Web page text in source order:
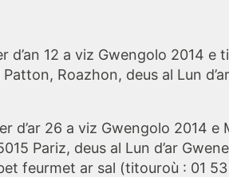
d’an 12 a viz Gwengolo 2014 e
Roazhon, deus al Lun
d’ar 26 a viz Gwengolo 2014 e
Pariz, deus al Lun d’ar
feurmet ar sal (titouroù : 01 53